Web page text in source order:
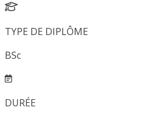
TYPE DE DIPLÔME
BSc
DURÉE